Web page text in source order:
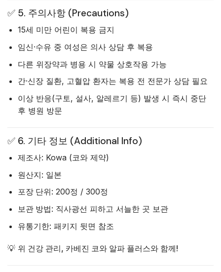
✅ 5. 주의사항 (Precautions)
15세 미만 어린이 복용 금지
임신·수유 중 여성은 의사 상담 후 복용
다른 위장약과 병용 시 약물 상호작용 가능
간·신장 질환, 고혈압 환자는 복용 전 전문가 상담 필요
이상 반응(구토, 설사, 알레르기 등) 발생 시 즉시 중단
후 병원 방문
✅ 6. 기타 정보 (Additional Info)
제조사: Kowa (코와 제약)
원산지: 일본
포장 단위: 200정 / 300정
보관 방법: 직사광선 피하고 서늘한 곳 보관
유통기한: 패키지 뒷면 참조
💡 위 건강 관리, 카베진 코와 알파 플러스와 함께!